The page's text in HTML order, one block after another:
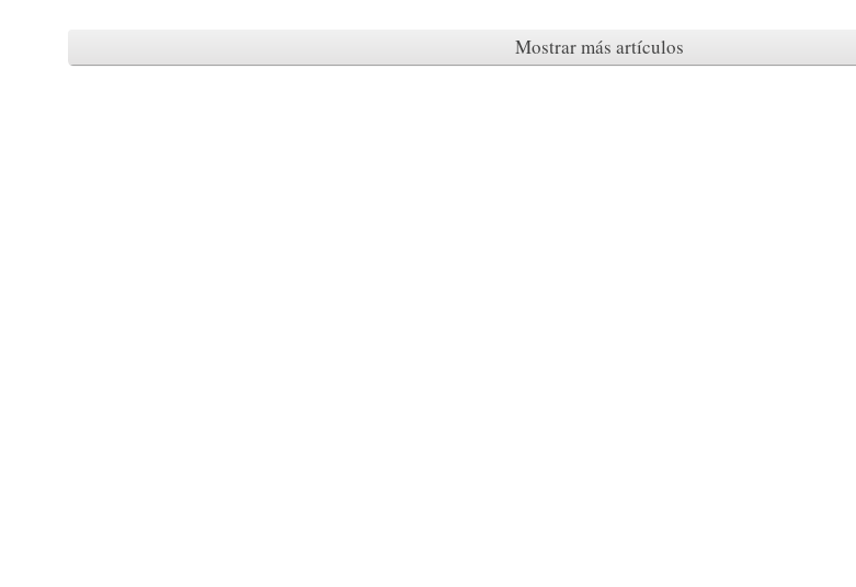
Mostrar más artículos